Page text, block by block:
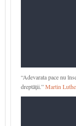
“Adevarata pace nu
dreptății.”Martin